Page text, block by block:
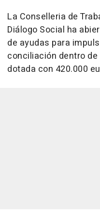
La Conselleria de
Diálogo Social ha
de ayudas para
conciliación dentro
dotada con 420.000